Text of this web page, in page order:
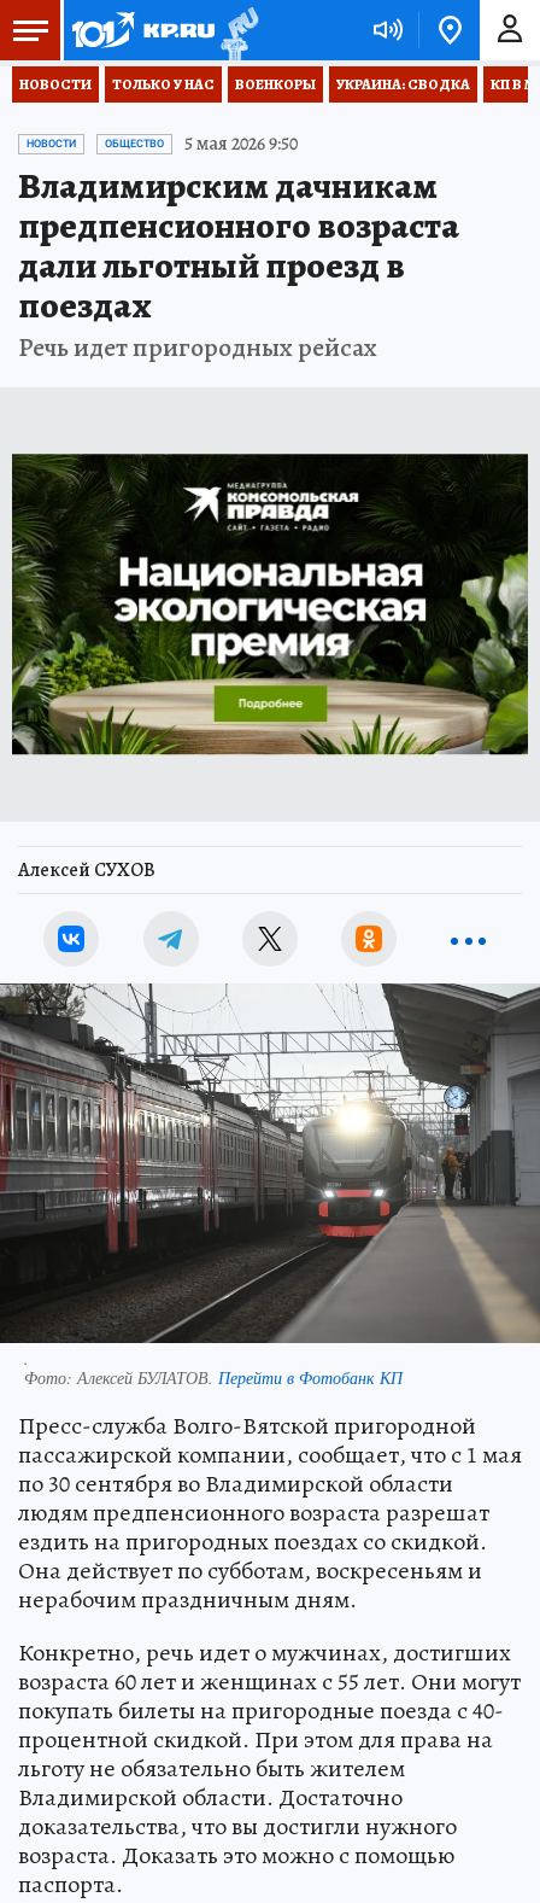
НОВОСТИ ТОЛЬКО У НАС ВОЕНКОРЫ УКРАИНА: СВОДКА КП В
НОВОСТИ ОБЩЕСТВО 5 мая 2026 9:50
Владимирским дачникам
предпенсионного возраста
дали льготный проезд в
поездах
Речь идет пригородных рейсах
Алексей СУХОВ
.
Фото:Алексей БУЛАТОВ. Перейти в Фотобанк КП
Пресс-служба Волго-Вятской пригородной
пассажирской компании, сообщает, что с 1 мая
по 30 сентября во Владимирской области
людям предпенсионного возраста разрешат
ездить на пригородных поездах со скидкой.
Она действует по субботам, воскресеньям и
нерабочим праздничным дням.
Конкретно, речь идет о мужчинах, достигших
возраста 60 лет и женщинах с 55 лет. Они могут
покупать билеты на пригородные поезда с 40-
процентной скидкой. При этом для права на
льготу не обязательно быть жителем
Владимирской области. Достаточно
доказательства, что вы достигли нужного
возраста. Доказать это можно с помощью
паспорта.